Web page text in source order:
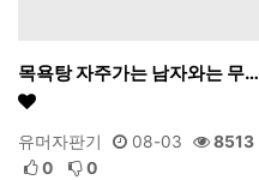
목욕탕 자주가는 남자와는 무…
유머자판기 08-03
8513
0
0